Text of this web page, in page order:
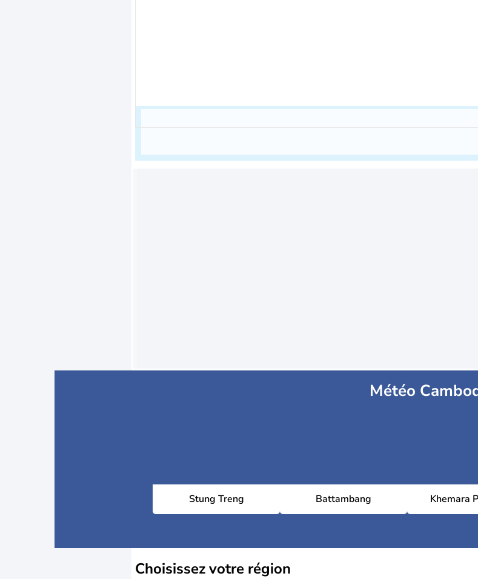
Météo
Stung Treng Battambang Khemara
Choisissezvotre région